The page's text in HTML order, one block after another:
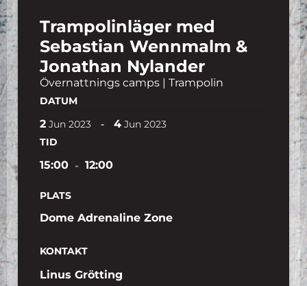
Trampolinläger med
Sebastian Wennmalm &
Jonathan Nylander
Övernattnings camps | Trampolin
DATUM
2 Jun 2023 - 4 Jun 2023
TID
15:00 - 12:00
PLATS
Dome Adrenaline Zone
KONTAKT
Linus Grötting